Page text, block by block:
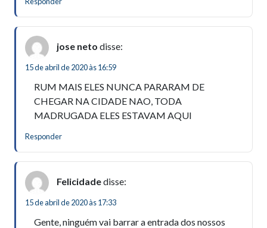
jose neto disse:
15 de abril de 2020 às 16:59
RUM MAIS ELES NUNCA PARARAM DE
CHEGAR NA CIDADE NAO, TODA
MADRUGADA ELES ESTAVAM AQUI
Responder
Felicidadedisse:
15 de abril de 2020 às 17:33
Gente, ninguém vai barrar a entrada dos nossos